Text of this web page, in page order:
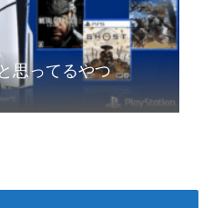
思ってるやつ